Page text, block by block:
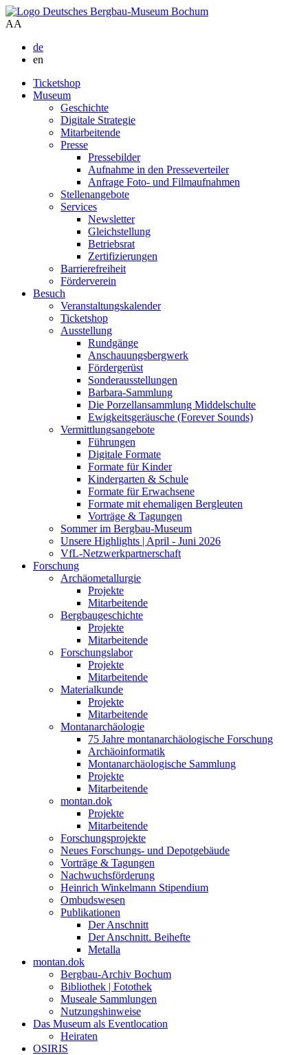
AA
de
en
Ticketshop
Museum
Geschichte
Digitale Strategie
Mitarbeitende
Presse
Pressebilder
Aufnahme in den Presseverteiler
Anfrage Foto- und Filmaufnahmen
Stellenangebote
Services
Newsletter
Gleichstellung
Betriebsrat
Zertifizierungen
Barrierefreiheit
Förderverein
Besuch
Veranstaltungskalender
Ticketshop
Ausstellung
Rundgänge
Anschauungsbergwerk
Fördergerüst
Sonderausstellungen
Barbara-Sammlung
Die Porzellansammlung Middelschulte
Ewigkeitsgeräusche (Forever Sounds)
Vermittlungsangebote
Führungen
Digitale Formate
Formate für Kinder
Kindergarten & Schule
Formate für Erwachsene
Formate mit ehemaligen Bergleuten
Vorträge & Tagungen
Sommer im Bergbau-Museum
Unsere Highlights | April - Juni 2026
VfL-Netzwerkpartnerschaft
Forschung
Archäometallurgie
Projekte
Mitarbeitende
Bergbaugeschichte
Projekte
Mitarbeitende
Forschungslabor
Projekte
Mitarbeitende
Materialkunde
Projekte
Mitarbeitende
Montanarchäologie
75 Jahre montanarchäologische Forschung
Archäoinformatik
Montanarchäologische Sammlung
Projekte
Mitarbeitende
montan.dok
Projekte
Mitarbeitende
Forschungsprojekte
Neues Forschungs- und Depotgebäude
Vorträge & Tagungen
Nachwuchsförderung
Heinrich Winkelmann Stipendium
Ombudswesen
Publikationen
Der Anschnitt
Der Anschnitt. Beihefte
Metalla
montan.dok
Bergbau-Archiv Bochum
Bibliothek | Fotothek
Museale Sammlungen
Nutzungshinweise
Das Museum als Eventlocation
Heiraten
OSIRIS